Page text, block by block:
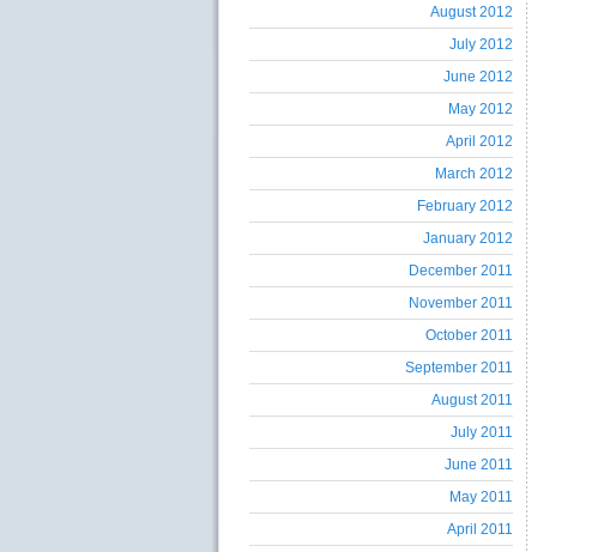
August 2012
July 2012
June 2012
May 2012
April 2012
March 2012
February 2012
January 2012
December 2011
November 2011
October 2011
September 2011
August 2011
July 2011
June 2011
May 2011
April 2011